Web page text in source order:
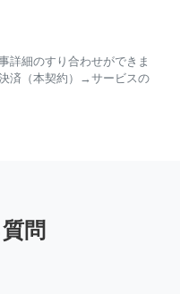
詳細のすり合わせができま
済（本契約）→サービスの
問